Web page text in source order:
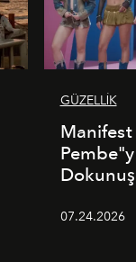
GÜZELLİK
Dokunuş
07.24.2026